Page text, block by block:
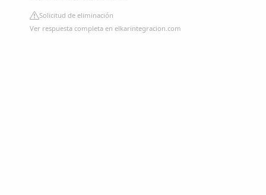
Solicitud de eliminación
Ver respuesta completa en elkarintegracion.com